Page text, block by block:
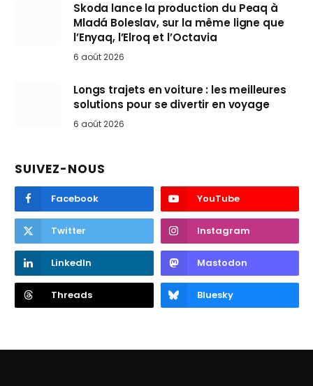
Skoda lance la production du Peaq à
Mladá Boleslav, sur la même ligne que
l’Enyaq, l’Elroq et l’Octavia
6 août 2026
Longs trajets en voiture : les meilleures
solutions pour se divertir en voyage
6 août 2026
SUIVEZ-NOUS
Facebook YouTube
Twitter Instagram
LinkedIn Mastodon
Threads Bluesky